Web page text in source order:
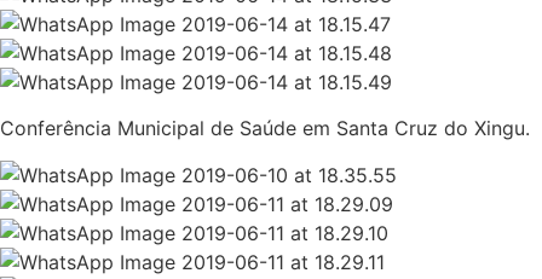
Conferência Municipal de Saúde em Santa Cruz do Xingu.